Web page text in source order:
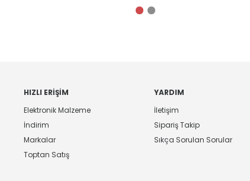
HIZLI ERIŞIM
Elektronik Malzeme
İndirim
Markalar
Toptan Satış
YARDIM
İletişim
Sipariş Takip
Sıkça Sorulan Sorular